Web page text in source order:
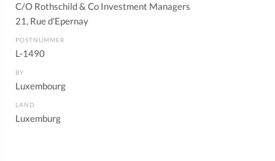
C/O Rothschild & Co Investment Managers
21, Rue d'Epernay
POSTNUMMER
L-1490
BY
Luxembourg
LAND
Luxemburg